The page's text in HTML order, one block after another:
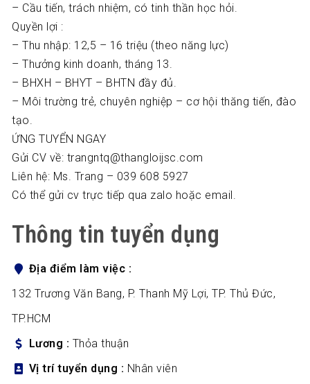
– Cầu tiến, trách nhiệm, có tinh thần học hỏi.
Quyền lợi :
– Thu nhập: 12,5 – 16 triệu (theo năng lực)
– Thưởng kinh doanh, tháng 13.
– BHXH – BHYT – BHTN đầy đủ.
– Môi trường trẻ, chuyên nghiệp – cơ hội thăng tiến, đào
tạo.
ỨNG TUYỂN NGAY
Gửi CV về: trangntq@thangloijsc.com
Liên hệ: Ms. Trang – 039 608 5927
Có thể gửi cv trực tiếp qua zalo hoặc email.
Thông tin tuyển dụng
Địa điểm làm việc
132 Trương Văn Bang, P. Thanh Mỹ Lợi, TP. Thủ Đức,
TP.HCM
Lương
Thỏa thuận
Vị trí tuyển dụng
Nhân viên